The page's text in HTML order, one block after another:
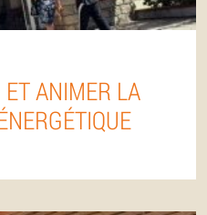
ET ANIMER LA